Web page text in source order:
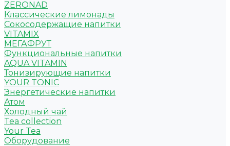
ZERONAD
Классические лимонады
Сокосодержащие напитки
VITAMIX
МЕГАФРУТ
Функциональные напитки
AQUA VITAMIN
Тонизирующие напитки
YOUR TONIC
Энергетические напитки
Атом
Холодный чай
Tea collection
Your Tea
Оборудование